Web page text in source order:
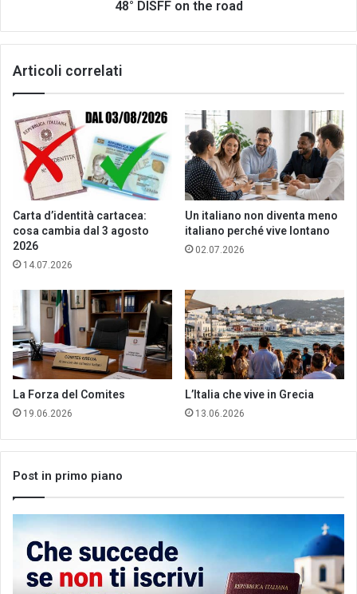
48° DISFF on the road
Articoli correlati
Carta d’identità cartacea:
cosa cambia dal 3 agosto
2026
14.07.2026
Un italiano non diventa meno
italiano perché vive lontano
02.07.2026
La Forza del Comites
19.06.2026
L’Italia che vive in Grecia
13.06.2026
Post in primo piano
Che
succede
non
the
of